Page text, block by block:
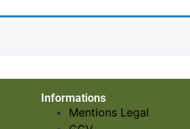
Informations
Mentions Legal